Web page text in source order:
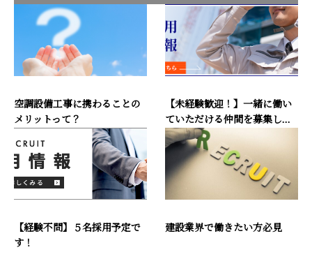
空調設備工事に携わることの
メリットって？
【未経験歓迎！】一緒に働い
ていただける仲間を募集し...
【経験不問】５名採用予定で
す！
建設業界で働きたい方必見